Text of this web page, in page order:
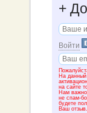
TEP.
городах
Что
TEP
Марка
+
Войти
На данный
на сайте
Нам важно
не спам-
будете
Ваш отзыв.